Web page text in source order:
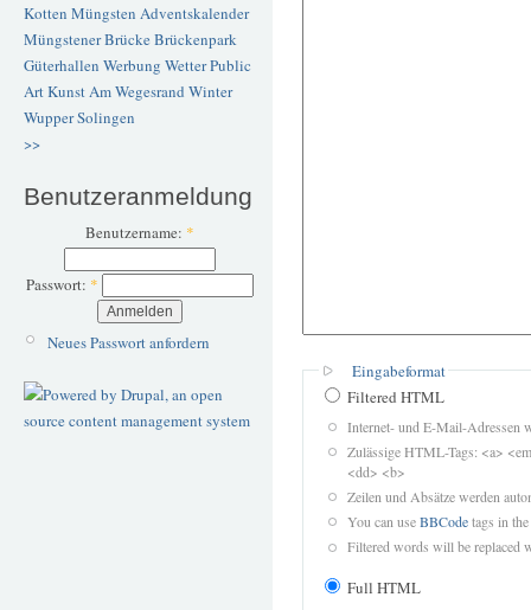
Kotten Müngsten Adventskalender
Müngstener BrückeBrückenpark
Güterhallen Werbung WetterPublic
ArtKunstAm Wegesrand Winter
WupperSolingen
>>
Benutzeranmeldung
Benutzername: *
Passwort: *
Neues Passwort anfordern
Eingabeformat
Filtered HTML
Internet- und E-Mail-Adressen
Zulässige HTML-Tags: <a>
<dd> <b>
Zeilen und Absätze werden
You can useBBCodetags in
Filtered words will be replaced
Full HTML